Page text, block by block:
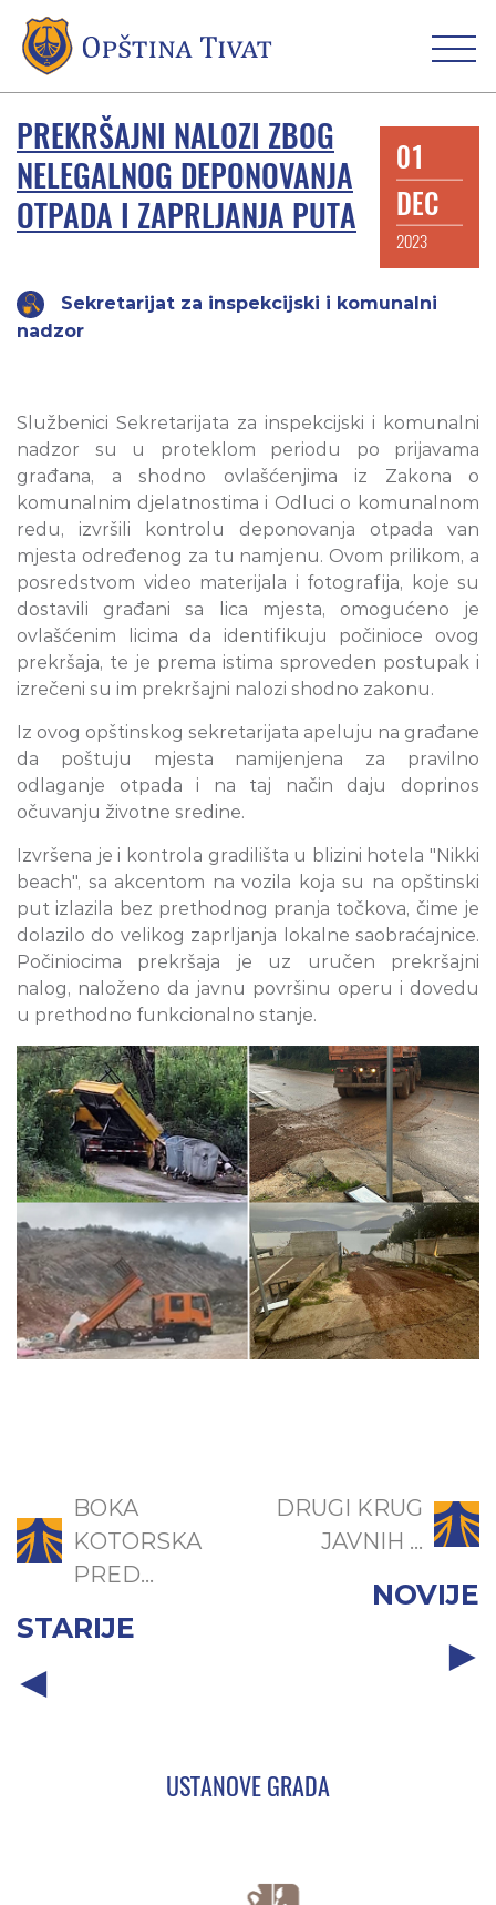
PREKRŠAJNI NALOZI ZBOG
NELEGALNOG DEPONOVANJA
OTPADA I ZAPRLJANJA PUTA
01
DEC
2023
Sekretarijat za inspekcijski i komunalni
nadzor
Službenici Sekretarijata za inspekcijski i komunalni
nadzor su u proteklom periodu po prijavama
građana, a shodno ovlašćenjima iz Zakona o
komunalnim djelatnostima i Odluci o komunalnom
redu, izvršili kontrolu deponovanja otpada van
mjesta određenog za tu namjenu. Ovom prilikom, a
posredstvom video materijala i fotografija, koje su
dostavili građani sa lica mjesta, omogućeno je
ovlašćenim licima da identifikuju počinioce ovog
prekršaja, te je prema istima sproveden postupak i
izrečeni su im prekršajni nalozi shodno zakonu.
Iz ovog opštinskog sekretarijata apeluju na građane
da poštuju mjesta namijenjena za pravilno
odlaganje otpada i na taj način daju doprinos
očuvanju životne sredine.
Izvršena je i kontrola gradilišta u blizini hotela "Nikki
beach", sa akcentom na vozila koja su na opštinski
put izlazila bez prethodnog pranja točkova, čime je
dolazilo do velikog zaprljanja lokalne saobraćajnice.
Počiniocima prekršaja je uz uručen prekršajni
nalog, naloženo da javnu površinu operu i dovedu
u prethodno funkcionalno stanje.
BOKA
KOTORSKA
PRED...
STARIJE
DRUGI KRUG
JAVNIH ...
NOVIJE
USTANOVE GRADA